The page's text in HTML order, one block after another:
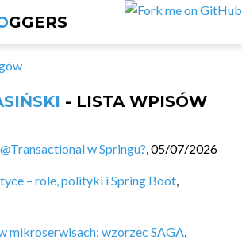
GGERS
- LISTA WPISÓW
w Springu?,05/07/2026
– role, polityki i Spring Boot,
mikroserwisach: wzorzec SAGA,